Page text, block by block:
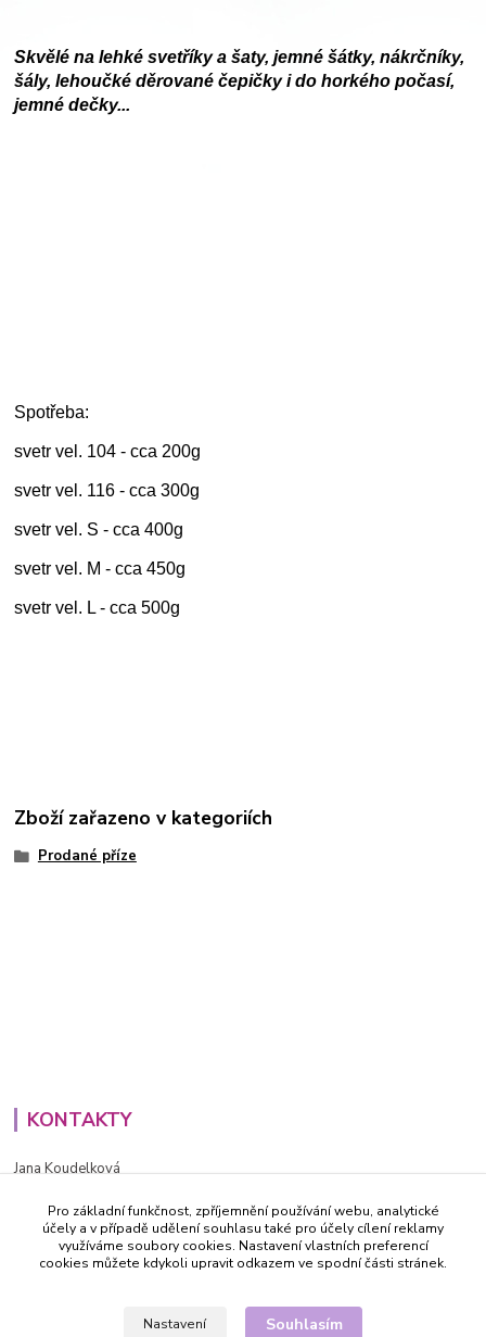
Skvělé na lehké svetříky a šaty, jemné šátky, nákrčníky,
šály, lehoučké děrované čepičky i do horkého počasí,
jemné dečky...
Spotřeba:
svetr vel. 104 - cca 200g
svetr vel. 116 - cca 300g
svetr vel. S - cca 400g
svetr vel. M - cca 450g
svetr vel. L - cca 500g
Zboží zařazeno v kategoriích
Prodané příze
KONTAKTY
Jana Koudelková
PO - PÁ (8-16h)
info@decida.cz
Pro základní funkčnost, zpříjemnění používání webu, analytické
účely a v případě udělení souhlasu také pro účely cílení reklamy
využíváme soubory cookies. Nastavení vlastních preferencí
cookies můžete kdykoli upravit odkazem ve spodní části stránek.
Nastavení Souhlasím